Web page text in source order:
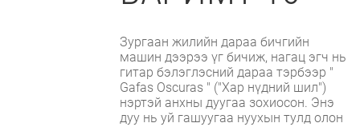
Зургаан жилийн дараа бичгийн
машин дээрээ үг бичиж, нагац эгч нь
гитар бэлэглэсний дараа тэрбээр "
Gafas Oscuras " ("Хар нүдний шил")
нэртэй анхны дуугаа зохиосон. Энэ
дуу нь уй гашуугаа нуухын тулд олон